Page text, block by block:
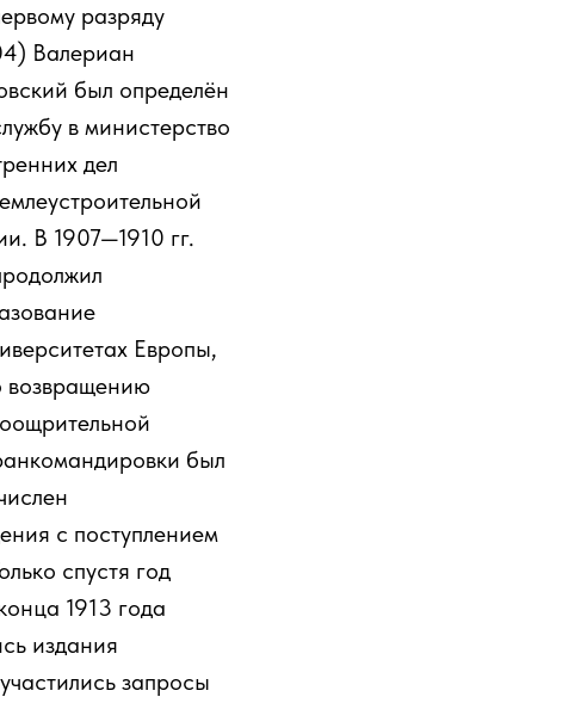
разряду
Валериан
был определён
в министерство
дел
В 1907—1910 гг.
Европы,
возвращению
был
с поступлением
спустя год
1913 года
издания
запросы